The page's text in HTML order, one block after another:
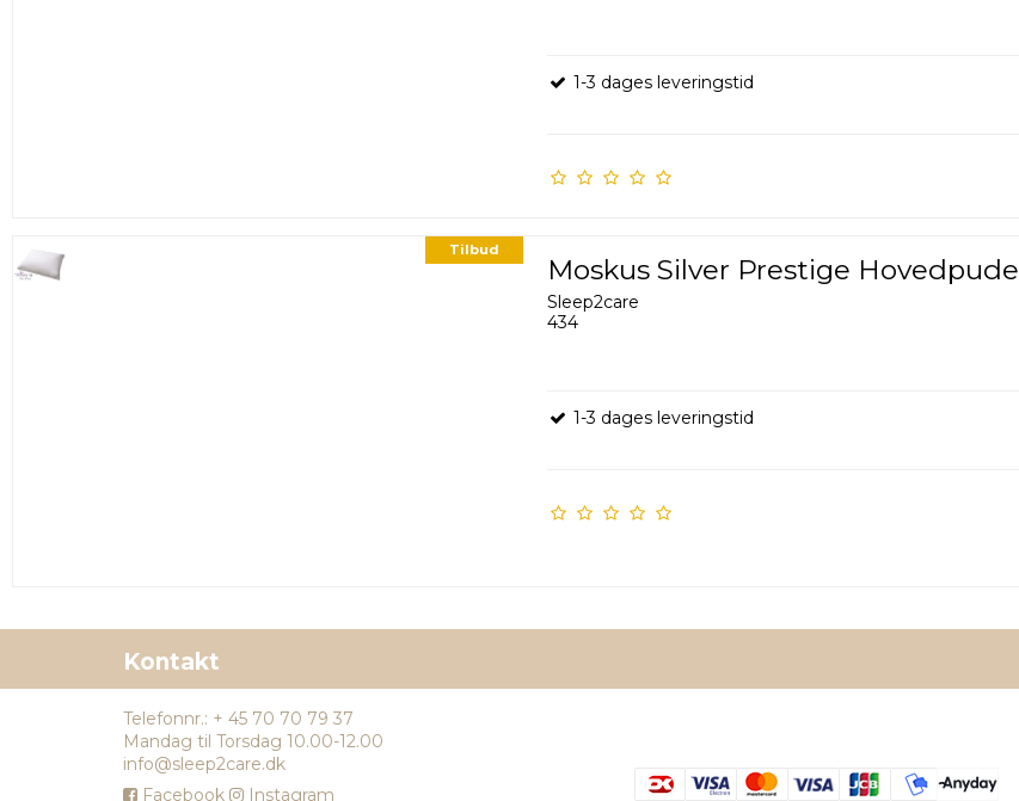
1-3 dages leveringstid
Tilbud
Moskus Silver Prestige Hovedpude
Sleep2care
434
1-3 dages leveringstid
Kontakt
Telefonnr.: + 45 70 70 79 37
Mandag til Torsdag 10.00-12.00
info@sleep2care.dk
Facebook
Instagram